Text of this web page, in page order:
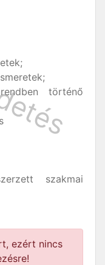
történő
szakmai
ezért nincs